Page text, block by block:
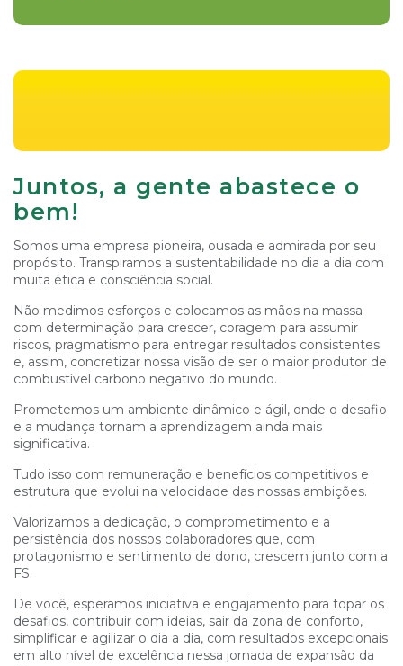
Juntos, a gente abastece o
bem!
Somos uma empresa pioneira, ousada e admirada por seu
propósito. Transpiramos a sustentabilidade no dia a dia com
muita ética e consciência social.
Não medimos esforços e colocamos as mãos na massa
com determinação para crescer, coragem para assumir
riscos, pragmatismo para entregar resultados consistentes
e, assim, concretizar nossa visão de ser o maior produtor de
combustível carbono negativo do mundo.
Prometemos um ambiente dinâmico e ágil, onde o desafio
e a mudança tornam a aprendizagem ainda mais
significativa.
Tudo isso com remuneração e benefícios competitivos e
estrutura que evolui na velocidade das nossas ambições.
Valorizamos a dedicação, o comprometimento e a
persistência dos nossos colaboradores que, com
protagonismo e sentimento de dono, crescem junto com a
FS.
De você, esperamos iniciativa e engajamento para topar os
desafios, contribuir com ideias, sair da zona de conforto,
simplificar e agilizar o dia a dia, com resultados excepcionais
em alto nível de excelência nessa jornada de expansão da